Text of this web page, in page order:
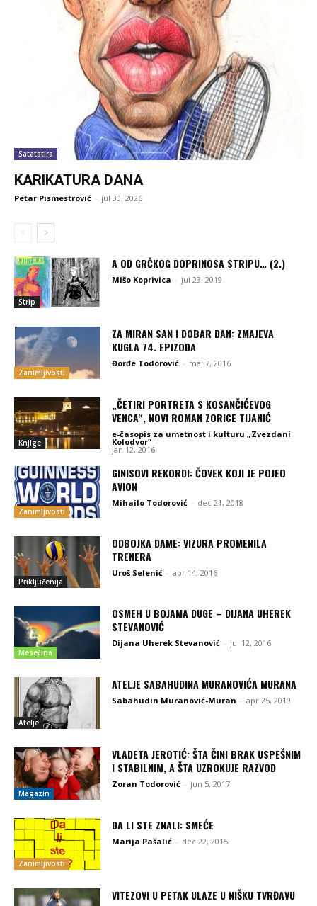
Satatatira
KARIKATURA DANA
Petar Pismestrović - jul 30, 2026
Strip
A OD GRČKOG DOPRINOSA STRIPU… (2.)
Mišo Koprivica - jul 23, 2019
Zanimljivosti
ZA MIRAN SAN I DOBAR DAN: ZMAJEVA
KUGLA 74. EPIZODA
Đorđe Todorović - maj 7, 2016
Knjige
„ČETIRI PORTRETA S KOSANČIĆEVOG
VENCA“, NOVI ROMAN ZORICE TIJANIĆ
e-časopis za umetnost i kulturu „Zvezdani
Kolodvor“ -
jan 12, 2016
Zanimljivosti
GINISOVI REKORDI: ČOVEK KOJI JE POJEO
AVION
Mihailo Todorović - dec 21, 2018
Priključenija
ODBOJKA DAME: VIZURA PROMENILA
TRENERA
Uroš Selenić - apr 14, 2016
Mesečina
OSMEH U BOJAMA DUGE – DIJANA UHEREK
STEVANOVIĆ
Dijana Uherek Stevanović - jul 12, 2016
Atelje
ATELJE SABAHUDINA MURANOVIĆA MURANA
Sabahudin Muranović-Muran - apr 25, 2019
Magazin
VLADETA JEROTIĆ: ŠTA ČINI BRAK USPEŠNIM
I STABILNIM, A ŠTA UZROKUJE RAZVOD
Zoran Todorović - jun 5, 2017
Zanimljivosti
DA LI STE ZNALI: SMEĆE
Marija Pašalić - dec 22, 2015
VITEZOVI U PETAK ULAZE U NIŠKU TVRĐAVU